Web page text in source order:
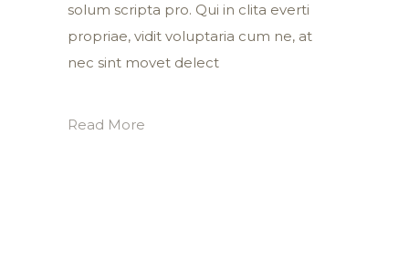
solum scripta pro. Qui in clita everti
propriae, vidit voluptaria cum ne, at
nec sint movet delect
Read More